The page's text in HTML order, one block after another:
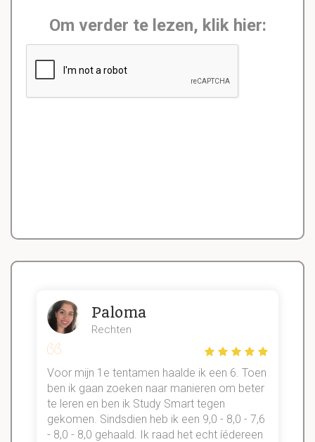
Om verder te lezen, klik hier:
Paloma
Rechten
Voor mijn 1e tentamen haalde ik een 6. Toen
ben ik gaan zoeken naar manieren om beter
te leren en ben ik Study Smart tegen
gekomen. Sindsdien heb ik een 9,0 - 8,0 - 7,6
- 8,0 - 8,0 gehaald. Ik raad het echt íédereen